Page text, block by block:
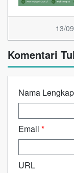
13/
Komentari
Nama Lengkap
Email *
URL